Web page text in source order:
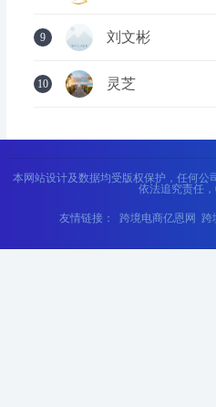
9 刘文彬
10 灵芝
本网站设计及数据均受版权保护，任何公
依法追究责任，
友情链接： 跨境电商亿恩网 跨